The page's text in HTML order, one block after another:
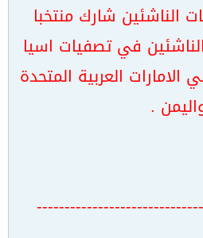
الناشئين شارك منتخبا
في تصفيات اسيا
العربية المتحدة
.